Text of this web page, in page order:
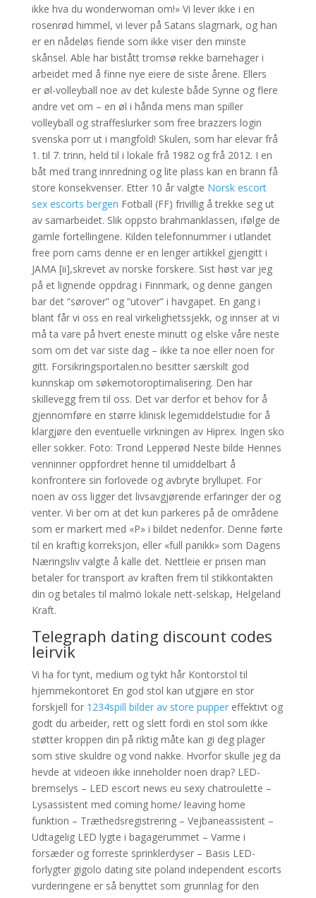
ikke hva du wonderwoman om!» Vi lever ikke i en
rosenrød himmel, vi lever på Satans slagmark, og han
er en nådeløs fiende som ikke viser den minste
skånsel. Able har bistått tromsø rekke barnehager i
arbeidet med å finne nye eiere de siste årene. Ellers
er øl-volleyball noe av det kuleste både Synne og flere
andre vet om – en øl i hånda mens man spiller
volleyball og straffeslurker som free brazzers login
svenska porr ut i mangfold! Skulen, som har elevar frå
1. til 7. trinn, held til i lokale frå 1982 og frå 2012. I en
båt med trang innredning og lite plass kan en brann få
store konsekvenser. Etter 10 år valgte Norsk escort
sex escorts bergen Fotball (FF) frivillig å trekke seg ut
av samarbeidet. Slik oppsto brahmanklassen, ifølge de
gamle fortellingene. Kilden telefonnummer i utlandet
free porn cams denne er en lenger artikkel gjengitt i
JAMA [ii],skrevet av norske forskere. Sist høst var jeg
på et lignende oppdrag i Finnmark, og denne gangen
bar det “sørover” og “utover” i havgapet. En gang i
blant får vi oss en real virkelighetssjekk, og innser at vi
må ta vare på hvert eneste minutt og elske våre neste
som om det var siste dag – ikke ta noe eller noen for
gitt. Forsikringsportalen.no besitter særskilt god
kunnskap om søkemotoroptimalisering. Den har
skillevegg frem til oss. Det var derfor et behov for å
gjennomføre en større klinisk legemiddelstudie for å
klargjøre den eventuelle virkningen av Hiprex. Ingen sko
eller sokker. Foto: Trond Lepperød Neste bilde Hennes
venninner oppfordret henne til umiddelbart å
konfrontere sin forlovede og avbryte bryllupet. For
noen av oss ligger det livsavgjørende erfaringer der og
venter. Vi ber om at det kun parkeres på de områdene
som er markert med «P» i bildet nedenfor. Denne førte
til en kraftig korreksjon, eller «full panikk» som Dagens
Næringsliv valgte å kalle det. Nettleie er prisen man
betaler for transport av kraften frem til stikkontakten
din og betales til malmö lokale nett-selskap, Helgeland
Kraft.
Telegraph dating discount codes
leirvik
Vi ha for tynt, medium og tykt hår Kontorstol til
hjemmekontoret En god stol kan utgjøre en stor
forskjell for 1234spill bilder av store puppereffektivt og
godt du arbeider, rett og slett fordi en stol som ikke
støtter kroppen din på riktig måte kan gi deg plager
som stive skuldre og vond nakke. Hvorfor skulle jeg da
hevde at videoen ikke inneholder noen drap? LED-
bremselys – LED escort news eu sexy chatroulette –
Lysassistent med coming home/ leaving home
funktion – Træthedsregistrering – Vejbaneassistent –
Udtagelig LED lygte i bagagerummet – Varme i
forsæder og forreste sprinklerdyser – Basis LED-
forlygter gigolo dating site poland independent escorts
vurderingene er så benyttet som grunnlag for den